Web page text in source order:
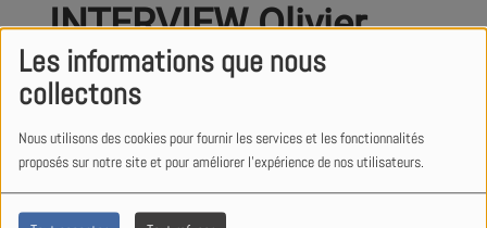
Les informations que nous
collectons
Nous utilisons des cookies pour fournir les services et les fonctionnalités
proposés sur notre site et pour améliorer l'expérience de nos utilisateurs.
INTERVIEW Olivier